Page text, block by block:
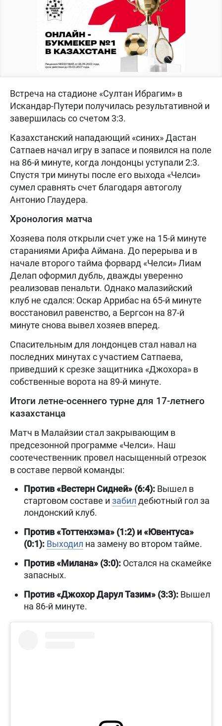
Встреча на стадионе «Султан Ибрагим» в
Искандар-Путери получилась результативной и
завершилась со счетом 3:3.
Казахстанский нападающий «синих» Дастан
Сатпаев начал игру в запасе и появился на поле
на 86-й минуте, когда лондонцы уступали 2:3.
Спустя три минуты после его выхода «Челси»
сумел сравнять счет благодаря автоголу
Антонио Глаудера.
Хронология матча
Хозяева поля открыли счет уже на 15-й минуте
стараниями Арифа Аймана. До перерыва и в
начале второго тайма форвард «Челси» Лиам
Делап оформил дубль, дважды уверенно
реализовав пенальти. Однако малазийский
клуб не сдался: Оскар Аррибас на 65-й минуте
восстановил равенство, а Бергсон на 87-й
минуте снова вывел хозяев вперед.
Спасительным для лондонцев стал навал на
последних минутах с участием Сатпаева,
приведший к срезке защитника «Джохора» в
собственные ворота на 89-й минуте.
Итоги летне-осеннего турне для 17-летнего
казахстанца
Матч в Малайзии стал закрывающим в
предсезонной программе «Челси». Наш
соотечественник провел насыщенный отрезок
в составе первой команды:
Против «Вестерн Сидней» (6:4): Вышел в
стартовом составе и забил дебютный гол за
лондонский клуб.
Против «Тоттенхэма» (1:2) и «Ювентуса»
(0:1): Выходил на замену во втором тайме.
Против «Милана» (3:0): Остался на скамейке
запасных.
Против «Джохор Дарул Тазим» (3:3): Вышел
на 86-й минуте.